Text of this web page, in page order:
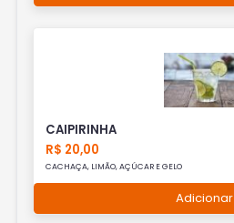
CAIPIRINHA
R$ 20,00
CACHAÇA, LIMÃO, AÇÚCAR E GELO
Adicionar